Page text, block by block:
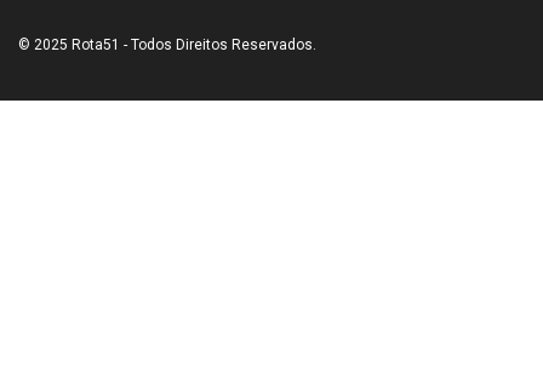
© 2025 Rota51 - Todos Direitos Reservados.